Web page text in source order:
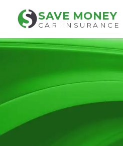
SAVE MONEY
CAR INSURANCE